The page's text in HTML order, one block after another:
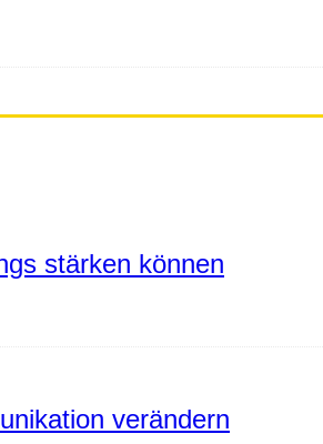
stärken können
verändern